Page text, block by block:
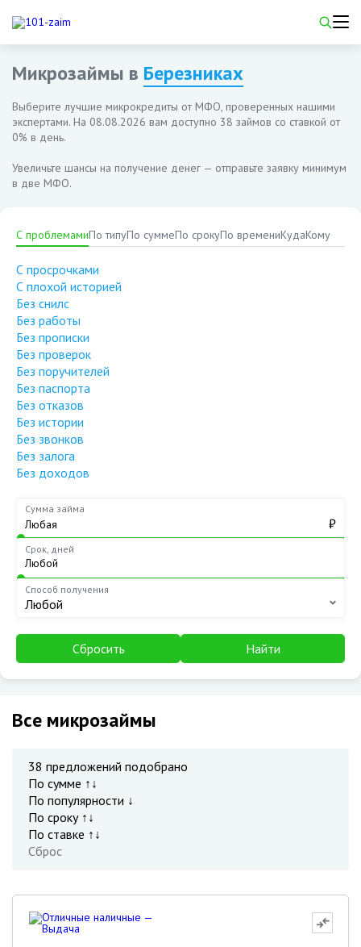
Микрозаймы в Березниках
Выберите лучшие микрокредиты от МФО, проверенных нашими
экспертами. На 08.08.2026 вам доступно 38 займов со ставкой от
0% в день.
Увеличьте шансы на получение денег — отправьте заявку минимум
в две МФО.
С проблемамиПо типуПо суммеПо срокуПо времениКудаКому
С просрочками
С плохой историей
Без снилс
Без работы
Без прописки
Без проверок
Без поручителей
Без паспорта
Без отказов
Без истории
Без звонков
Без залога
Без доходов
Сумма займа
₽
Срок, дней
Способ получения
Любой
Сбросить Найти
Все микрозаймы
38 предложений подобрано
По сумме ↑↓
По популярности ↓
По сроку ↑↓
По ставке ↑↓
Сброс